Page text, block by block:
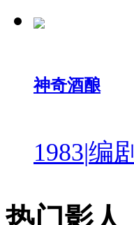
神奇酒酿
1983|编剧